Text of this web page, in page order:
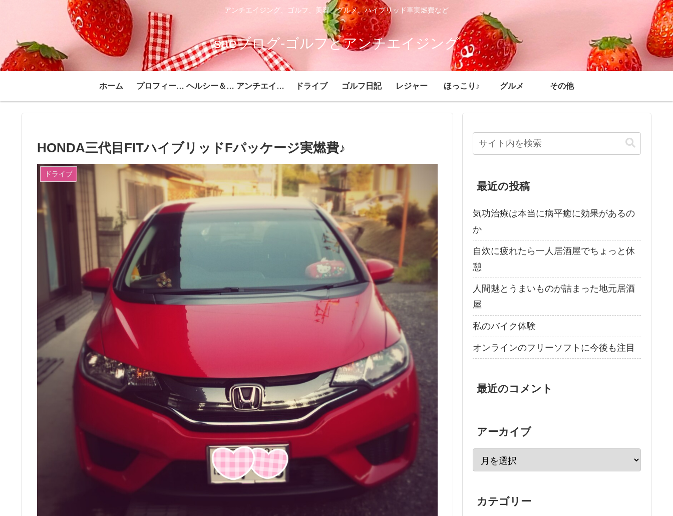
アンチエイジング、ゴルフ、美容、グルメ、ハイブリッド車実燃費など
saeブログ-ゴルフとアンチエイジング
ホーム プロフィール♪ ヘルシー＆ビューティー アンチエイジング ドライブ ゴルフ日記 レジャー ほっこり♪ グルメ その他
HONDA三代目FITハイブリッドFパッケージ実燃費♪
ドライブ
最近の投稿
気功治療は本当に病平癒に効果があるの
か
自炊に疲れたら一人居酒屋でちょっと休
憩
人間魅とうまいものが詰まった地元居酒
屋
私のバイク体験
オンラインのフリーソフトに今後も注目
最近のコメント
アーカイブ
カテゴリー